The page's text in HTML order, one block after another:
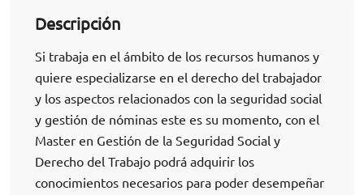
Descripción
Si trabaja en el ámbito de los recursos humanos y
quiere especializarse en el derecho del trabajador
y los aspectos relacionados con la seguridad social
y gestión de nóminas este es su momento, con el
Master en Gestión de la Seguridad Social y
Derecho del Trabajo podrá adquirir los
conocimientos necesarios para poder desempeñar